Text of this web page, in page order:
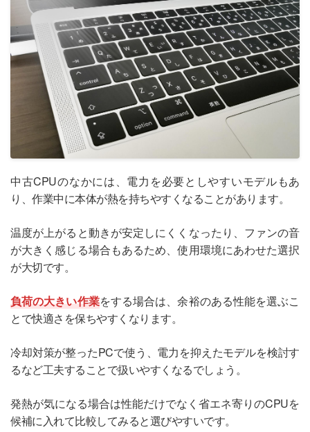
中古CPUのなかには、電力を必要としやすいモデルもあ
り、作業中に本体が熱を持ちやすくなることがあります。
温度が上がると動きが安定しにくくなったり、ファンの音
が大きく感じる場合もあるため、使用環境にあわせた選択
が大切です。
負荷の大きい作業をする場合は、余裕のある性能を選ぶこ
とで快適さを保ちやすくなります。
冷却対策が整ったPCで使う、電力を抑えたモデルを検討す
るなど工夫することで扱いやすくなるでしょう。
発熱が気になる場合は性能だけでなく省エネ寄りのCPUを
候補に入れて比較してみると選びやすいです。